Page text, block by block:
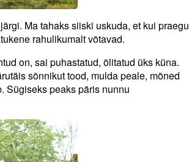
Ma tahaks siiski uskuda, et kui praegu
rahulikumalt võtavad.
on, sai puhastatud, õlitatud üks küna.
sõnnikut tood, mulda peale, mõned
Sügiseks peaks päris nunnu